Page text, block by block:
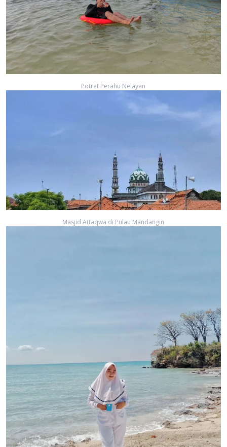
Potret Perahu Nelayan
Masjid Attaqwa di Pulau Mandangin